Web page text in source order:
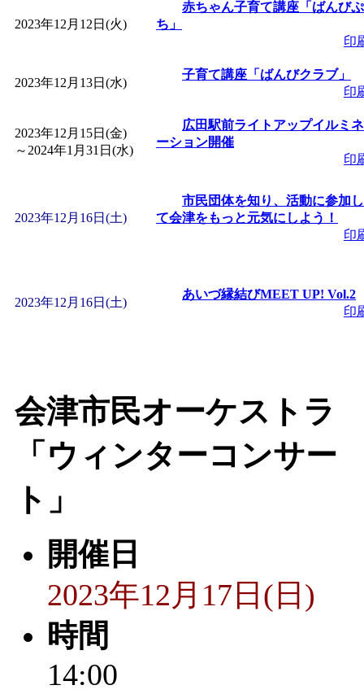
「みなづる号乗車体
de 健康づくり」」 受
堂島地区歴史ウオ
す」 受付期間：～
「みなづる号乗車体
」
「皆鶴姫のこびる塾
de 健康づくり」 」 受
2023年12月12日(火)
赤ちゃん子育て講座「ばんびぷ
ち」
印
2023年12月13日(水)
子育て講座「ばんびクラブ」
印
2023年12月15日(金)
～ 2024年1月31日(水)
広田駅前ライトアップイルミネ
ーション開催
印
2023年12月16日(土)
市民団体を知り、活動に参加し
て会津をもっと元気にしよう！
印
2023年12月16日(土)
あいづ縁結びMEET UP! Vol.2
印
会津市民オーケストラ
「ウィンターコンサー
ト」
開催日
2023年12月17日(日)
時間
14:00